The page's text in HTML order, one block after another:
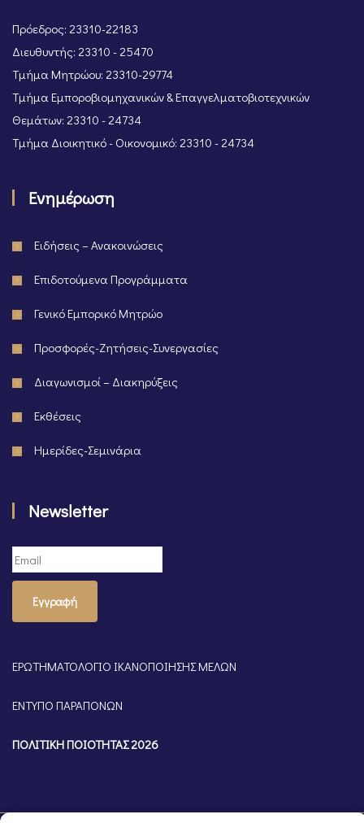
Πρόεδρος: 23310-22183
Διευθυντής: 23310 - 25470
Τμήμα Μητρώου: 23310-29774
Τμήμα Εμποροβιομηχανικών & Επαγγελματοβιοτεχνικών
Θεμάτων: 23310 - 24734
Τμήμα Διοικητικό - Οικονομικό: 23310 - 24734
Ενημέρωση
Ειδήσεις – Ανακοινώσεις
Επιδοτούμενα Προγράμματα
Γενικό Εμπορικό Μητρώο
Προσφορές-Ζητήσεις-Συνεργασίες
Διαγωνισμοί – Διακηρύξεις
Εκθέσεις
Ημερίδες-Σεμινάρια
Newsletter
Εγγραφή
ΕΡΩΤΗΜΑΤΟΛΟΓΙΟ ΙΚΑΝΟΠΟΙΗΣΗΣ ΜΕΛΩΝ
ΕΝΤΥΠΟ ΠΑΡΑΠΟΝΩΝ
ΠΟΛΙΤΙΚΗ ΠΟΙΟΤΗΤΑΣ 2026